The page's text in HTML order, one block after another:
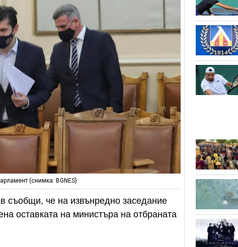
(снимка: BGNES)
съобщи, че на извънредно заседание
оставката на министъра на отбраната